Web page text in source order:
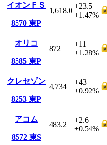
イオンＦＳ
8570 東P
1,618.0
+23.5
+1.47%
オリコ
8585 東P
872
+11
+1.28%
クレセゾン
8253 東P
4,734
+43
+0.92%
アコム
8572 東S
483.2
+2.6
+0.54%